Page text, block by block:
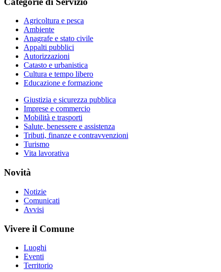
Agricoltura e pesca
Ambiente
Anagrafe e stato civile
Appalti pubblici
Autorizzazioni
Catasto e urbanistica
Cultura e tempo libero
Educazione e formazione
Giustizia e sicurezza pubblica
Imprese e commercio
Mobilità e trasporti
Salute, benessere e assistenza
Tributi, finanze e contravvenzioni
Turismo
Vita lavorativa
Novità
Notizie
Comunicati
Avvisi
Vivere il Comune
Luoghi
Eventi
Territorio